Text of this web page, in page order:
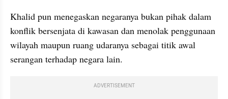
Khalid pun menegaskan negaranya bukan pihak dalam
konflik bersenjata di kawasan dan menolak penggunaan
wilayah maupun ruang udaranya sebagai titik awal
serangan terhadap negara lain.
ADVERTISEMENT